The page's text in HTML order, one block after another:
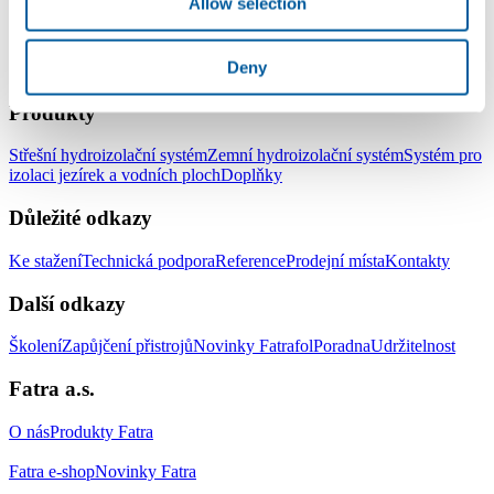
Deny
YouTube
Produkty
Střešní hydroizolační systémZemní hydroizolační systémSystém pro
izolaci jezírek a vodních plochDoplňky
Důležité odkazy
Ke staženíTechnická podporaReferenceProdejní místaKontakty
Další odkazy
ŠkoleníZapůjčení přistrojůNovinky FatrafolPoradnaUdržitelnost
Fatra a.s.
O násProdukty Fatra
Fatra e-shopNovinky Fatra